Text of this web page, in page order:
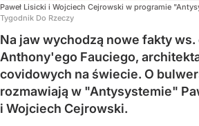
Paweł Lisicki i Wojciech Cejrowski w programie
Tygodnik Do Rzeczy
Na jaw wychodzą nowe fakty ws.
Anthony'ego Fauciego,
covidowych na świecie. O
rozmawiają w "Antysystemie"
i Wojciech Cejrowski.